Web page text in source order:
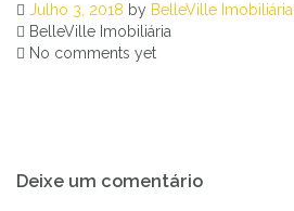
Julho 3, 2018 by BelleVille Imobiliária
BelleVille Imobiliária
No comments yet
de
Deixe um comentário